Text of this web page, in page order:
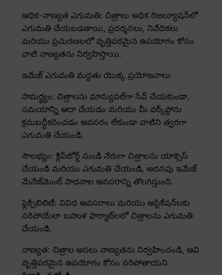
అధిక-నాణ్యత ఎగుమతి: చిత్రాలు అధిక రిజల్యూషన్‌లో
ఎగుమతి చేయబడతాయి, ప్రదర్శనలు, నివేదికలు
మరియు ప్రచురణలలో వృత్తిపరమైన ఉపయోగం కోసం
వాటి నాణ్యతను నిర్వహిస్తాయి.
ఇమేజ్ ఎగుమతి మద్దతు యొక్క ప్రయోజనాలు
సామర్థ్యం: చిత్రాలను మాన్యువల్‌గా సేవ్ చేయకుండా,
సమయాన్ని ఆదా చేయడం మరియు మీ వర్క్‌ఫ్లోను
క్రమబద్ధీకరించడం అవసరం లేకుండా వాటిని త్వరగా
ఎగుమతి చేయండి.
సౌలభ్యం: క్లిప్‌బోర్డ్ నుండి నేరుగా చిత్రాలను యాక్సెస్
చేయండి మరియు ఎగుమతి చేయండి, అదనపు ఇమేజ్
మేనేజ్‌మెంట్ సాధనాల అవసరాన్ని తొలగిస్తుంది.
ఫ్లెక్సిబిలిటీ: వివిధ అవసరాలు మరియు అప్లికేషన్‌లకు
సరిపోయేలా బహుళ ఫార్మాట్‌లలో చిత్రాలను ఎగుమతి
చేయండి.
నాణ్యత: చిత్రాల అసలు నాణ్యతను నిర్వహించండి, అవి
వృత్తిపరమైన ఉపయోగం కోసం సరిపోతాయని